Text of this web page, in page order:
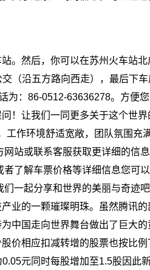
。然后，你可以在苏州火车站
（沿五方路向西走），最后下
为：86-0512-63636278。方便
！让我们一同更多关于这个世
工作环境舒适宽敞，团队氛围充
站或联系客服获取更详细的信
了解车票价格等详细信息您可
一起分享和世界的美丽与奇迹
业的一颗璀璨明珠。虽然腾讯
中国走向世界舞台做出了巨大
价相应扣减转增的股票也按比
元同时每股增加至1.5股因此